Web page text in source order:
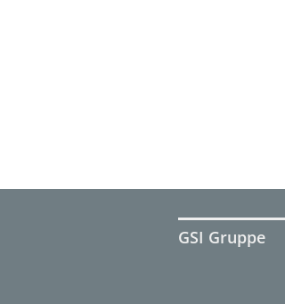
GSI Gruppe